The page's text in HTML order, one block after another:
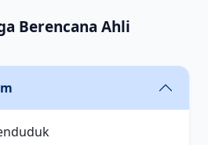
Berencana Ahli